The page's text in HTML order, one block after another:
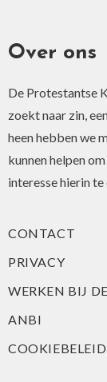
Over ons
De Protestantse
zoekt naar zin,
heen hebben we
kunnen helpen
interesse hierin
CONTACT
PRIVACY
WERKEN BIJ
ANBI
COOKIEBELEID